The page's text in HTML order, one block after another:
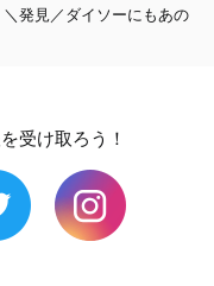
＼発見／ダイソーにもあの
受け取ろう！